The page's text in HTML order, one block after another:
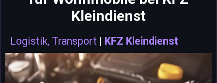
Kleindienst
Logistik, Transport | KFZ Kleindienst